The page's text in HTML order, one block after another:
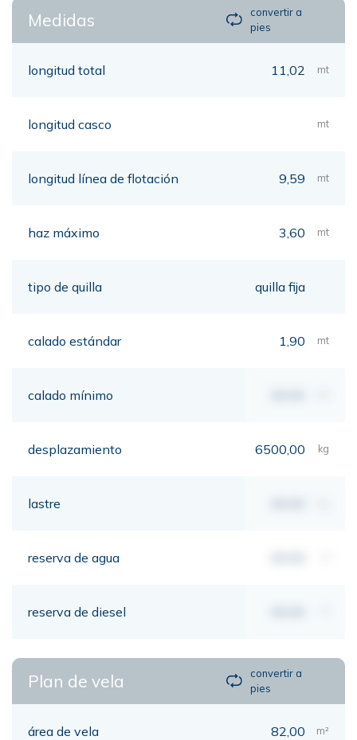
Medidas
convertir a
pies
longitud total 11,02 mt
longitud casco mt
longitud línea de flotación 9,59 mt
haz máximo 3,60 mt
tipo de quilla quilla fija
calado estándar 1,90 mt
calado mínimo
desplazamiento 6500,00 kg
lastre
reserva de agua
reserva de diesel
Plan de vela
convertir a
pies
área de vela 82,00 m²